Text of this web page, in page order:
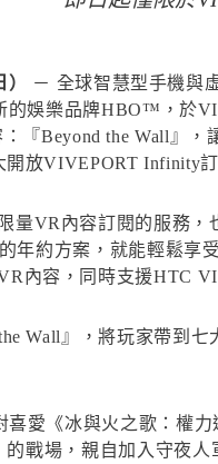
－ 全球智慧型手機與
的娛樂品牌HBO™，於
『Beyond the Wall』
放VIVEPORT Infinity
VR內容訂閱的服務
年約方案，就能輕鬆
內容，同時支援HTC
Wall』，將玩家帶到
喜愛《冰與火之歌：權
戰場，親自加入守夜